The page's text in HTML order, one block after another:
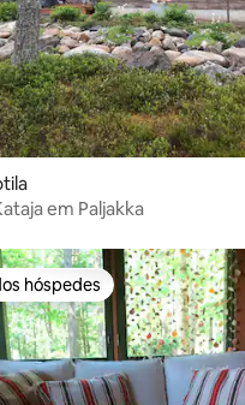
em Paljakka
hóspedes
hóspedes